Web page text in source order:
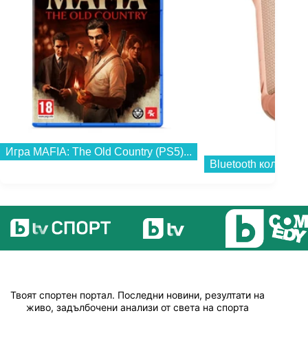
Bluetooth колонка Xiaomi Sound Pocket Pink S28H-GL QBH4380GL...
Твоят спортен портал. Последни новини, резултати на
живо, задълбочени анализи от света на спорта